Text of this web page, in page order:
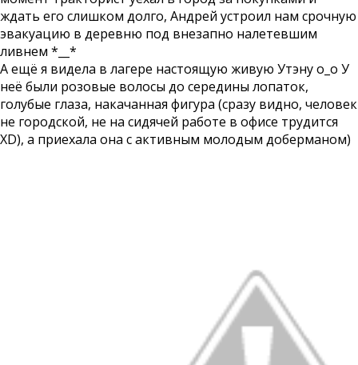
ждать его слишком долго, Андрей устроил нам срочную
эвакуацию в деревню под внезапно налетевшим
ливнем *__*
А ещё я видела в лагере настоящую живую Утэну о_о У
неё были розовые волосы до середины лопаток,
голубые глаза, накачанная фигура (сразу видно, человек
не городской, не на сидячей работе в офисе трудится
XD), а приехала она с активным молодым доберманом)